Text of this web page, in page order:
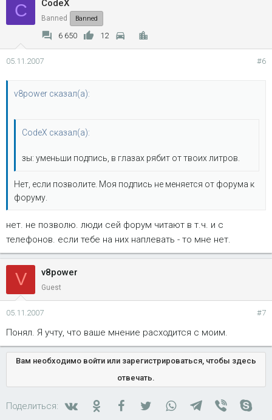
C CodeX
Banned Banned
6 650 12
05.11.2007 #6
v8power сказал(а):
CodeX сказал(а):
зы: уменьши подпись, в глазах рябит от твоих литров.
Нет, если позволите. Моя подпись не меняется от форума к
форуму.
нет. не позволю. люди сей форум читают в т.ч. и с
телефонов. если тебе на них наплевать - то мне нет.
V v8power
Guest
05.11.2007 #7
Понял. Я учту, что ваше мнение расходится с моим.
Вам необходимо войти или зарегистрироваться, чтобы здесь
отвечать.
Поделиться: ВконтактеОдноклассники
FacebookTwitterWhatsAppTelegram
Viber